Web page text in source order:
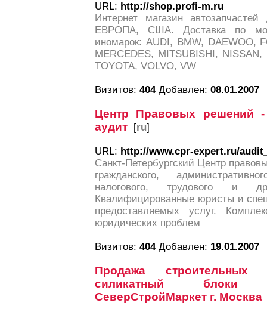
URL: http://shop.profi-m.ru
Интернет магазин
ЕВРОПА, США. Доставка по
иномарок: AUDI, BMW, DAEWOO,
MERCEDES, MITSUBISHI,
TOYOTA, VOLVO, VW
Визитов: 404Добавлен: 08.01.2007
Центр Правовых решений -
аудит [ru]
URL: http://www.cpr-expert.ru/
Санкт-Петербургский Центр
гражданского,
налогового, трудового и
Квалифицированные юристы и
предоставляемых услуг.
юридических проблем
Визитов: 404Добавлен: 19.01.2007
Продажа строительных
силикатный
СеверСтройМаркет г. Москва